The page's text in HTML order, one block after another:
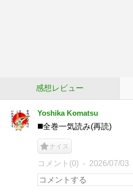
感想レビュー
Yoshika Komatsu
◼️全巻一気読み(再読)
ナイス
コメント(0) 2026/07/03